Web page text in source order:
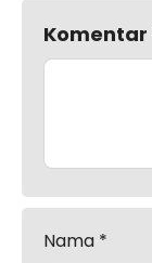
Komentar
Nama *